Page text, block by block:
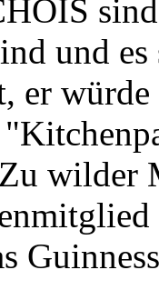
und
er
wilder